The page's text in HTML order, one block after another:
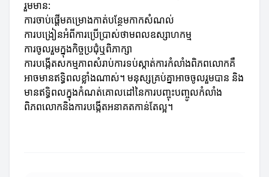
រួមមាន:
ការចាប់ផ្តើមគម្រោងកាត់បន្ថែមកាកសំណល់
ការបង្រៀនអំពីការប្រើប្រាស់ថាមពលឧស្សាហកម្ម
ការចូលរួមក្នុងកិច្ចប្រជុំឬពិភាក្សា
ការបង្កើតសកម្មភាពសំរាប់ការទប់ស្កាត់ការកំលាំងពិភពលោកគឺ
អាចមានឥទ្ធិពលខ្លាំងណាស់។ មនុស្សគ្រប់គ្នាអាចចូលរួមបាន និង
មានឥទ្ធិពលក្នុងកំណត់គោលដៅនៃការបញ្ចុះបញ្ចូលកំលាំង
ពិភពលោកនិងការបង្កើតអនាគតកាន់តែល្អ។